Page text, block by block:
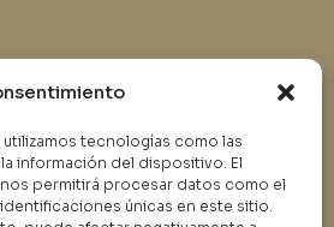
tecnologías como las
información del dispositivo. El
permitirá procesar datos como el
únicas en este sitio.